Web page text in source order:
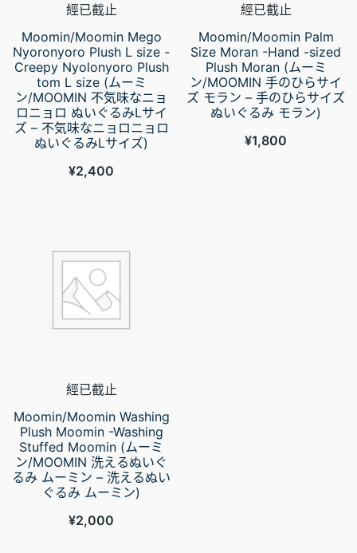
經已截止
Moomin/Moomin Mego
Nyoronyoro Plush L size -
Creepy Nyolonyoro Plush
tom L size (ムーミ
ン/MOOMIN 不気味なニョ
ロニョロ ぬいぐるみLサイ
ズ – 不気味なニョロニョロ
ぬいぐるみLサイズ)
¥2,400
經已截止
Moomin/Moomin Palm
Size Moran -Hand -sized
Plush Moran (ムーミ
ン/MOOMIN 手のひらサイ
ズ モラン – 手のひらサイズ
ぬいぐるみ モラン)
¥1,800
經已截止
Moomin/Moomin Washing
Plush Moomin -Washing
Stuffed Moomin (ムーミ
ン/MOOMIN 洗えるぬいぐ
るみ ムーミン – 洗えるぬい
ぐるみ ムーミン)
¥2,000